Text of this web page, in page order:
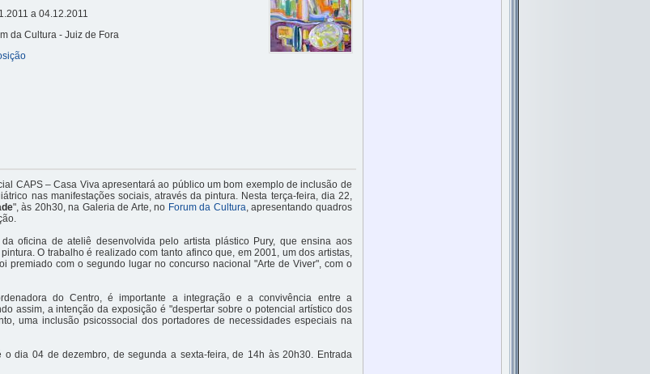
a 04.12.2011
da Cultura - Juiz de Fora
CAPS – Casa Viva apresentará ao público um bom exemplo de inclusão de
nas manifestações sociais, através da pintura. Nesta terça-feira, dia 22,
", às 20h30, na Galeria de Arte, no Forum da Cultura, apresentando quadros
oficina de ateliê desenvolvida pelo artista plástico Pury, que ensina aos
O trabalho é realizado com tanto afinco que, em 2001, um dos artistas,
premiado com o segundo lugar no concurso nacional "Arte de Viver", com o
do Centro, é importante a integração e a convivência entre a
assim, a intenção da exposição é "despertar sobre o potencial artístico dos
uma inclusão psicossocial dos portadores de necessidades especiais na
o dia 04 de dezembro, de segunda a sexta-feira, de 14h às 20h30. Entrada